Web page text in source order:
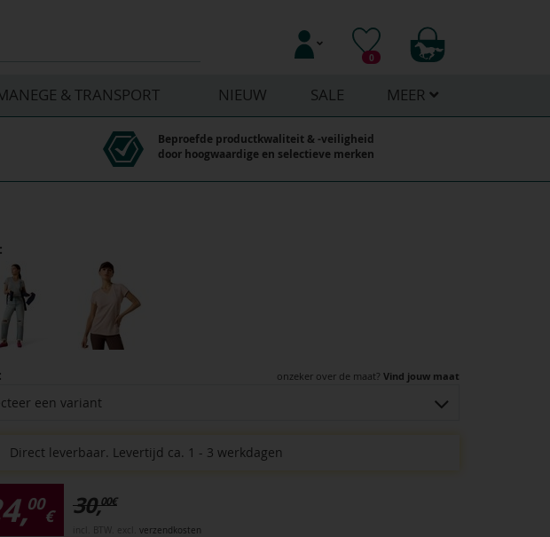
0
& TRANSPORT NIEUW SALE MEER
Beproefde productkwaliteit & -veiligheid
door hoogwaardige en selectieve merken
onzeker over de maat? Vind jouw maat
een variant
Direct leverbaar. Levertijd ca. 1 - 3 werkdagen
00
€ 30,00€
incl. BTW. excl. verzendkosten